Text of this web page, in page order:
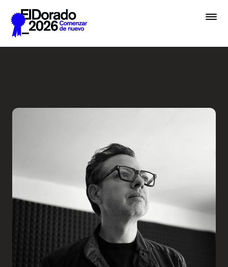
Saltar al contenido principal
Inscribir
Boletería